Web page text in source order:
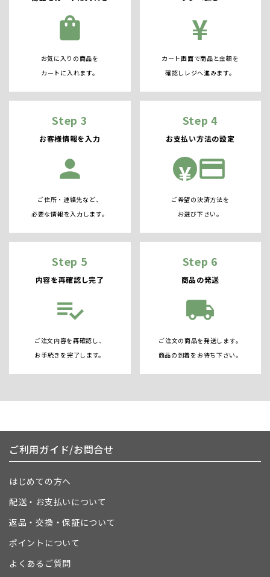
shopping_bag
お気に入りの商品を
カートに入れます。
¥
カート画面で商品と金額を
確認しレジへ進みます。
Step 3
お客様情報を入力
person
ご住所・連絡先など、
必要な情報を入力します。
Step 4
お支払い方法の設定
¥ credit_card
ご希望の決済方法を
お選び下さい。
Step 5
内容を再確認し完了
playlist_add_check
ご注文内容を再確認し、
お手続きを完了します。
Step 6
商品の発送
local_shipping
ご注文の商品を発送します。
商品の到着をお待ち下さい。
ご利用ガイド/お問合せ
はじめての方へ
配送・お支払いについて
返品・交換・保証について
ポイントについて
よくあるご質問